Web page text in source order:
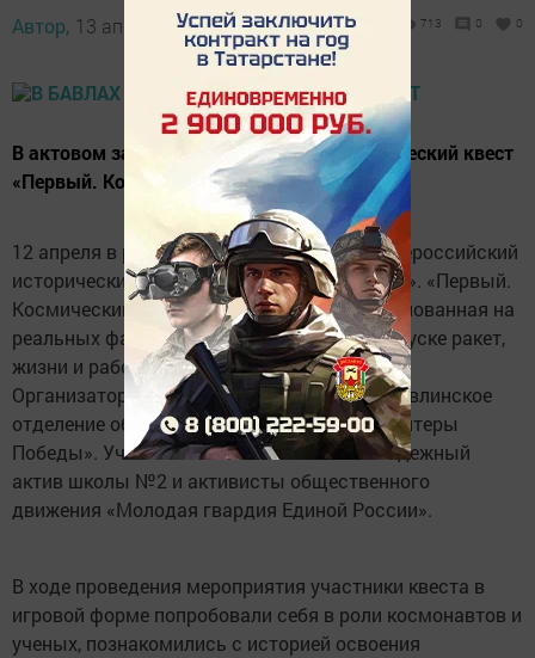
Автор, 13 апреля 2017 - 04:50 713 0 0
В актовом зале школы №2 прошел исторический квест
«Первый. Космический».
12 апреля в регионах страны стартовал Всероссийский
исторический квест «Первый. Космический». «Первый.
Космический» - это настоящая история, основанная на
реальных фактах об освоении космоса, запуске ракет,
жизни и работе на орбитальной станции.
Организатором мероприятия выступило Бавлинское
отделение общественного движения «Волонтеры
Победы». Участниками квеста стали молодежный
актив школы №2 и активисты общественного
движения «Молодая гвардия Единой России».
В ходе проведения мероприятия участники квеста в
игровой форме попробовали себя в роли космонавтов и
ученых, познакомились с историей освоения